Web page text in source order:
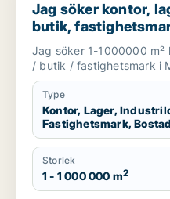
Jag söker kontor,
butik,
eller garage till salu
Jag söker 1-1000000
/ butik / fastighetsmark i
Type
Kontor, Lager,
Fastighetsmark,
Storlek
1 - 1 000 000 m2